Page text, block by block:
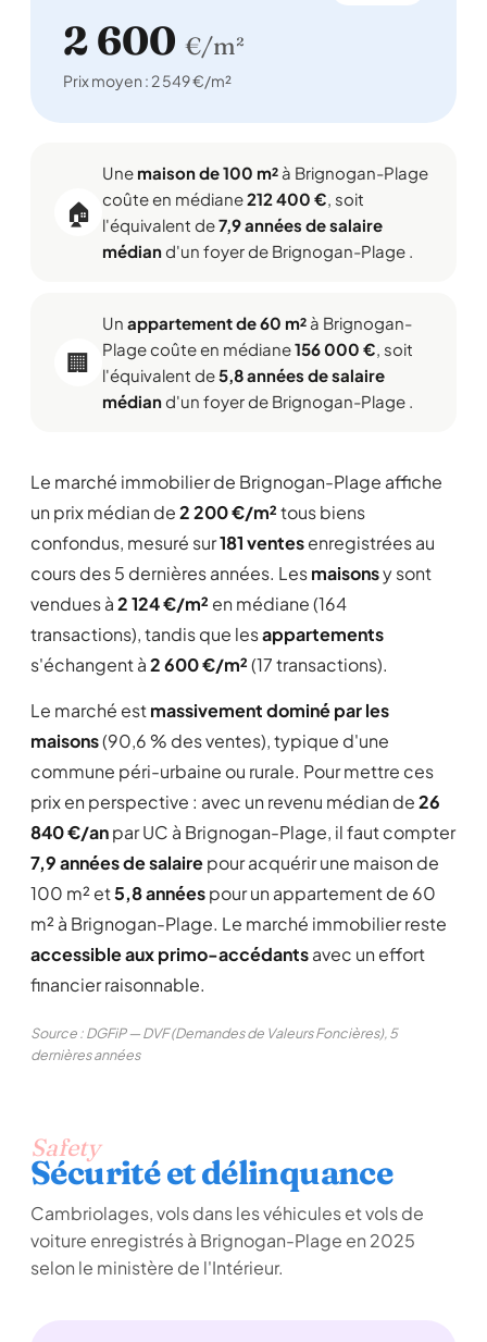
2 600 €/m²
Prix moyen : 2 549 €/m²
🏠
Une maison de 100 m² à Brignogan-Plage
coûte en médiane212 400 €, soit
l'équivalent de7,9 années de salaire
médiand'un foyer de Brignogan-Plage .
🏢
Un appartement de 60 m² à Brignogan-
Plage coûte en médiane156 000 €, soit
l'équivalent de5,8 années de salaire
médiand'un foyer de Brignogan-Plage .
Le marché immobilier de Brignogan-Plage affiche
un prix médian de2 200 €/m²tous biens
confondus, mesuré sur181 ventesenregistrées au
cours des 5 dernières années. Lesmaisonsy sont
vendues à2 124 €/m² en médiane (164
transactions), tandis que lesappartements
s'échangent à2 600 €/m²(17 transactions).
Le marché estmassivement dominé par les
maisons(90,6 % des ventes), typique d'une
commune péri-urbaine ou rurale. Pour mettre ces
prix en perspective : avec un revenu médian de26
840 €/anpar UC à Brignogan-Plage, il faut compter
7,9 années de salairepour acquérir une maison de
100 m² et5,8 annéespour un appartement de 60
m² à Brignogan-Plage. Le marché immobilier reste
accessible aux primo-accédantsavec un effort
financier raisonnable.
Source : DGFiP — DVF (Demandes de Valeurs Foncières), 5
dernières années
Safety
Sécurité et délinquance
Cambriolages, vols dans les véhicules et vols de
voiture enregistrés à Brignogan-Plage en 2025
selon le ministère de l'Intérieur.